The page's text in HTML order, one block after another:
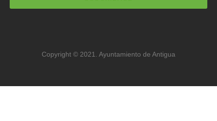
Copyright © 2021. Ayuntamiento de Antigua